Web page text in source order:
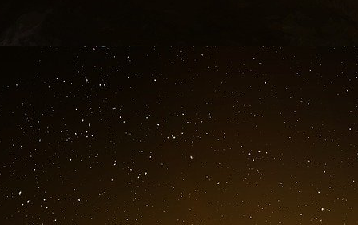
détracteurs après avoir pris sa retraite en
l’administration de M. Biden.
De nombreux diplomates de M. Biden ont
M. Trump dans les semaines précédant le
fonctions, sur des questions telles que la
M. Blinken n’a pas pu être joint